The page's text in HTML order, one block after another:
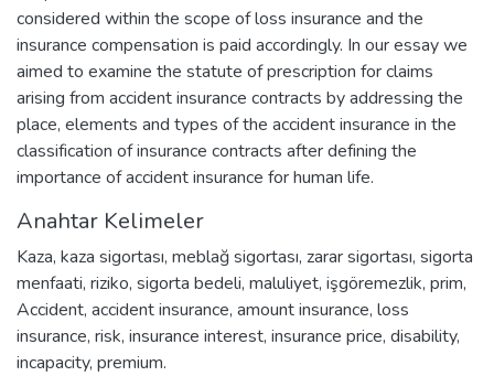
considered within the scope of loss insurance and the
insurance compensation is paid accordingly. In our essay we
aimed to examine the statute of prescription for claims
arising from accident insurance contracts by addressing the
place, elements and types of the accident insurance in the
classification of insurance contracts after defining the
importance of accident insurance for human life.
Anahtar Kelimeler
Kaza, kaza sigortası, meblağ sigortası, zarar sigortası, sigorta
menfaati, riziko, sigorta bedeli, maluliyet, işgöremezlik, prim,
Accident, accident insurance, amount insurance, loss
insurance, risk, insurance interest, insurance price, disability,
incapacity, premium.